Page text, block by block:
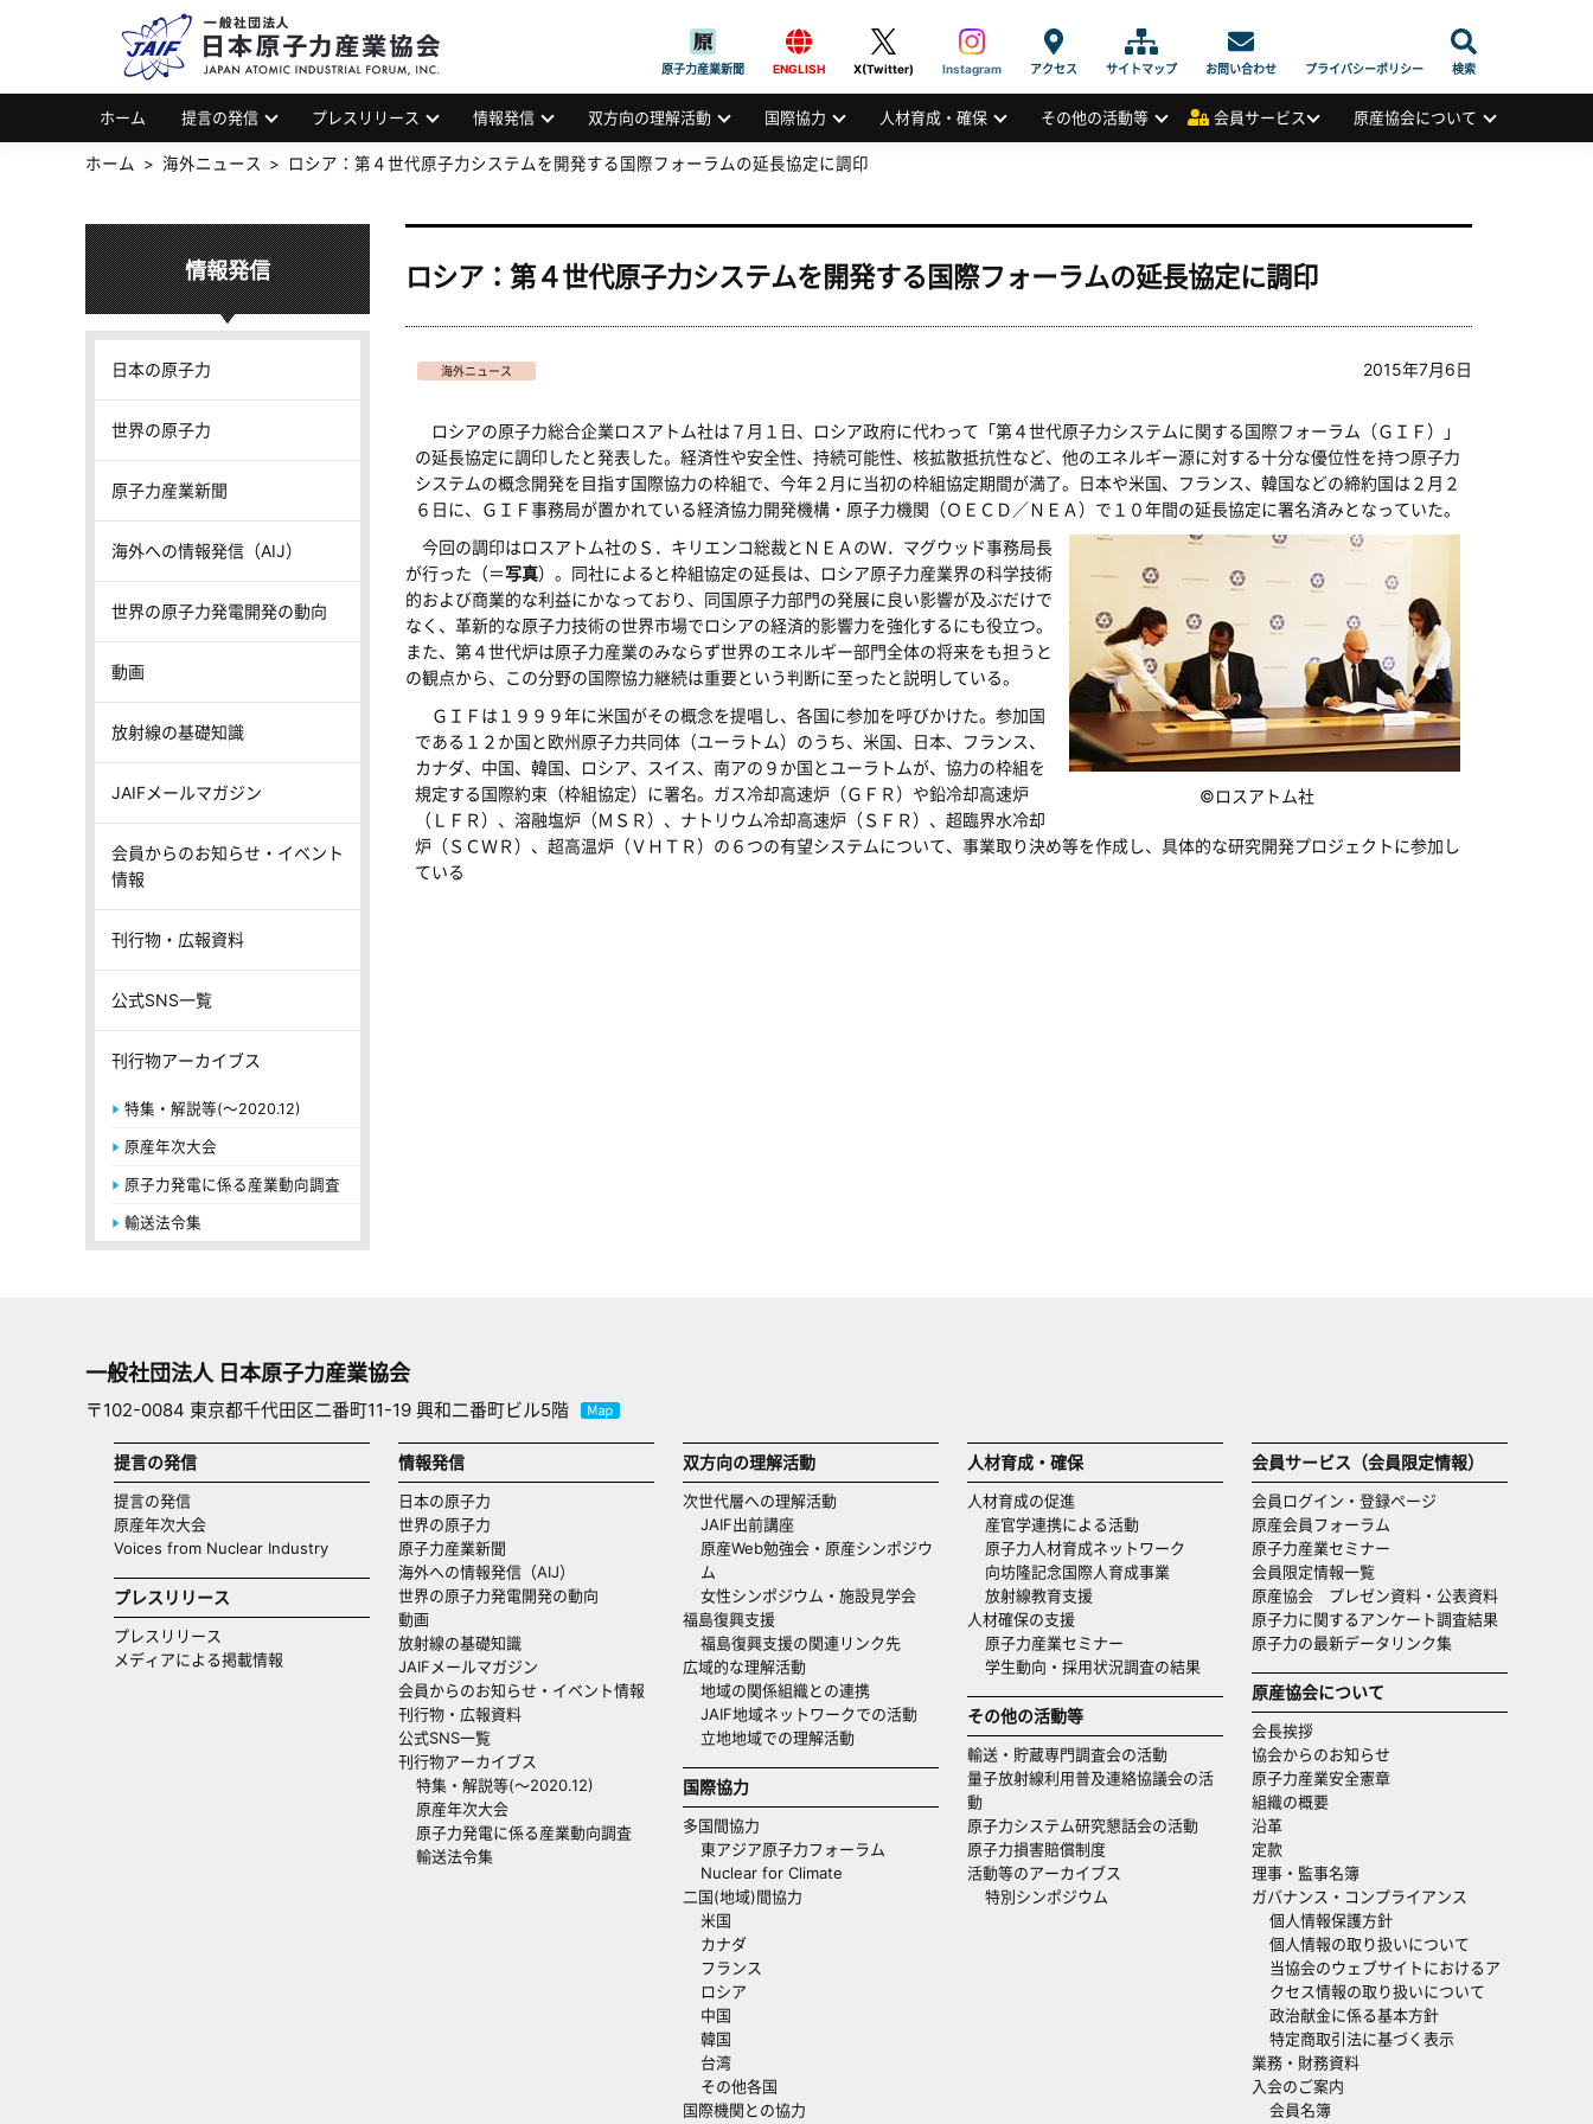
JAPAN ATOMIC INDUSTRIAL FORUM, INC.
原子力産業新聞 ENGLISH X(Twitter) Instagram アクセス サイトマップ お問い合わせ プライバシーポリシー 検索
ホーム 提言の発信 プレスリリース 情報発信 双方向の理解活動 国際協力 人材育成・確保 その他の活動等 会員サービス 原産協会について
ホーム 海外ニュース ロシア：第４世代原子力システムを開発する国際フォーラムの延長協定に調印
ロシア：第４世代原子力システムを開発する国際フォーラムの延長協定に調印
海外ニュース 2015年7月6日
ロシアの原子力総合企業ロスアトム社は７月１日、ロシア政府に代わって「第４世代原子力システムに関する国際フォーラム（ＧＩＦ）」
の延長協定に調印したと発表した。経済性や安全性、持続可能性、核拡散抵抗性など、他のエネルギー源に対する十分な優位性を持つ原子力
システムの概念開発を目指す国際協力の枠組で、今年２月に当初の枠組協定期間が満了。日本や米国、フランス、韓国などの締約国は２月２
６日に、ＧＩＦ事務局が置かれている経済協力開発機構・原子力機関（ＯＥＣＤ／ＮＥＡ）で１０年間の延長協定に署名済みとなっていた。
©ロスアトム社
今回の調印はロスアトム社のＳ．キリエンコ総裁とＮＥＡのＷ．マグウッド事務局長
が行った（＝写真）。同社によると枠組協定の延長は、ロシア原子力産業界の科学技術
的および商業的な利益にかなっており、同国原子力部門の発展に良い影響が及ぶだけで
なく、革新的な原子力技術の世界市場でロシアの経済的影響力を強化するにも役立つ。
また、第４世代炉は原子力産業のみならず世界のエネルギー部門全体の将来をも担うと
の観点から、この分野の国際協力継続は重要という判断に至ったと説明している。
ＧＩＦは１９９９年に米国がその概念を提唱し、各国に参加を呼びかけた。参加国
である１２か国と欧州原子力共同体（ユーラトム）のうち、米国、日本、フランス、
カナダ、中国、韓国、ロシア、スイス、南アの９か国とユーラトムが、協力の枠組を
規定する国際約束（枠組協定）に署名。ガス冷却高速炉（ＧＦＲ）や鉛冷却高速炉
（ＬＦＲ）、溶融塩炉（ＭＳＲ）、ナトリウム冷却高速炉（ＳＦＲ）、超臨界水冷却
炉（ＳＣＷＲ）、超高温炉（ＶＨＴＲ）の６つの有望システムについて、事業取り決め等を作成し、具体的な研究開発プロジェクトに参加し
ている
情報発信
日本の原子力
世界の原子力
原子力産業新聞
海外への情報発信（AIJ）
世界の原子力発電開発の動向
動画
放射線の基礎知識
JAIFメールマガジン
会員からのお知らせ・イベント
情報
刊行物・広報資料
公式SNS一覧
刊行物アーカイブス
特集・解説等(～2020.12)
原産年次大会
原子力発電に係る産業動向調査
輸送法令集
一般社団法人 日本原子力産業協会
〒102-0084 東京都千代田区二番町11-19 興和二番町ビル5階
提言の発信
提言の発信
原産年次大会
Voices from Nuclear Industry
プレスリリース
プレスリリース
メディアによる掲載情報
情報発信
日本の原子力
世界の原子力
原子力産業新聞
海外への情報発信（AIJ）
世界の原子力発電開発の動向
動画
放射線の基礎知識
JAIFメールマガジン
会員からのお知らせ・イベント情報
刊行物・広報資料
公式SNS一覧
刊行物アーカイブス
特集・解説等(～2020.12)
原産年次大会
原子力発電に係る産業動向調査
輸送法令集
双方向の理解活動
次世代層への理解活動
JAIF出前講座
原産Web勉強会・原産シンポジウ
ム
女性シンポジウム・施設見学会
福島復興支援
福島復興支援の関連リンク先
広域的な理解活動
地域の関係組織との連携
JAIF地域ネットワークでの活動
立地地域での理解活動
国際協力
多国間協力
東アジア原子力フォーラム
Nuclear for Climate
二国(地域)間協力
米国
カナダ
フランス
ロシア
中国
韓国
台湾
その他各国
国際機関との協力
人材育成・確保
人材育成の促進
産官学連携による活動
原子力人材育成ネットワーク
向坊隆記念国際人育成事業
放射線教育支援
人材確保の支援
原子力産業セミナー
学生動向・採用状況調査の結果
その他の活動等
輸送・貯蔵専門調査会の活動
量子放射線利用普及連絡協議会の活
動
原子力システム研究懇話会の活動
原子力損害賠償制度
活動等のアーカイブス
特別シンポジウム
会員サービス（会員限定情報）
会員ログイン・登録ページ
原産会員フォーラム
原子力産業セミナー
会員限定情報一覧
原産協会 プレゼン資料・公表資料
原子力に関するアンケート調査結果
原子力の最新データリンク集
原産協会について
会長挨拶
協会からのお知らせ
原子力産業安全憲章
組織の概要
沿革
定款
理事・監事名簿
ガバナンス・コンプライアンス
個人情報保護方針
個人情報の取り扱いについて
当協会のウェブサイトにおけるア
クセス情報の取り扱いについて
政治献金に係る基本方針
特定商取引法に基づく表示
業務・財務資料
入会のご案内
会員名簿